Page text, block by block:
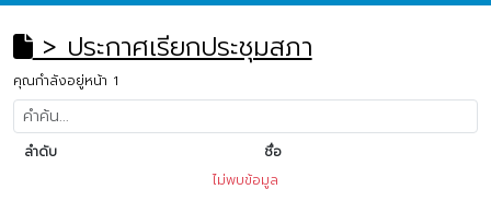
> ประกาศเรียกประชุมสภา
คุณกำลังอยู่หน้า 1
ลำดับ
ชื่อ
ไม่พบข้อมูล